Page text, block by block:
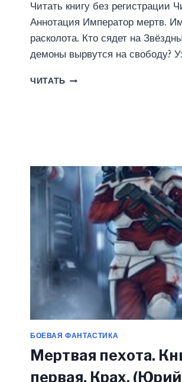
Читать книгу без регистрации
Аннотация Император мертв.
расколота. Кто сядет на
демоны вырвутся на свободу?
ЧИТАТЬ МЕРТВАЯ
БОЕВАЯ ФАНТАСТИКА
Мертвая пехота.
первая. Крах.